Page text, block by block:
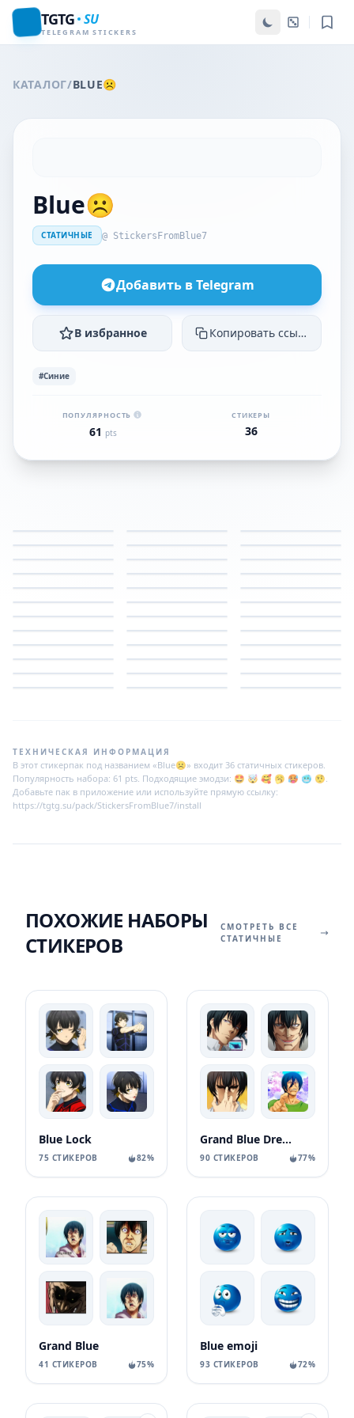
TGTG SU
TELEGRAM STICKERS
КАТАЛОГ/BLUE☹
Blue☹
СТАТИЧНЫЕ @ StickersFromBlue7
Добавить в Telegram
В избранное Копировать ссылку
#Синие
ПОПУЛЯРНОСТЬ
61 pts
СТИКЕРЫ
36
ТЕХНИЧЕСКАЯ ИНФОРМАЦИЯ
В этот стикерпак под названием «Blue☹» входит 36 статичных стикеров.
Популярность набора: 61 pts. Подходящие эмодзи: 🤩 🤯 🥰 🥱 🥵 🥶 🤨.
Добавьте пак в приложение или используйте прямую ссылку:
https://tgtg.su/pack/StickersFromBlue7/install
ПОХОЖИЕ НАБОРЫ
СТИКЕРОВ
СМОТРЕТЬ ВСЕ
СТАТИЧНЫЕ
Blue Lock
75 СТИКЕРОВ 82%
Grand Blue Dreaming
90 СТИКЕРОВ 77%
Grand Blue
41 СТИКЕРОВ 75%
Blue emoji
93 СТИКЕРОВ 72%